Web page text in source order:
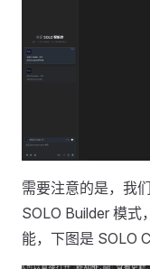
需要注意的是，我
SOLO Builder 模式
能，下图是 SOLO